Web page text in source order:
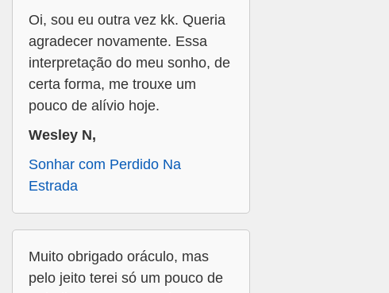
Oi, sou eu outra vez kk. Queria
agradecer novamente. Essa
interpretação do meu sonho, de
certa forma, me trouxe um
pouco de alívio hoje.
Wesley N,
Sonhar com Perdido Na
Estrada
Muito obrigado oráculo, mas
pelo jeito terei só um pouco de